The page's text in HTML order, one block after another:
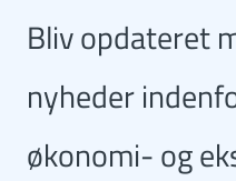
Bliv opdateret
nyheder
økonomi- og